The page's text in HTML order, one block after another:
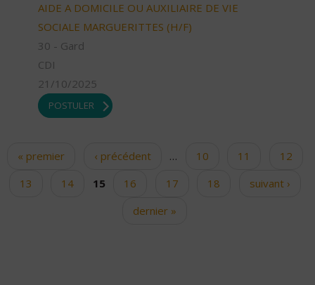
AIDE A DOMICILE OU AUXILIAIRE DE VIE
SOCIALE MARGUERITTES (H/F)
30 - Gard
CDI
21/10/2025
POSTULER
Pages
« premier ‹ précédent … 10 11
12
13
14 15 16 17 18
suivant ›
dernier »